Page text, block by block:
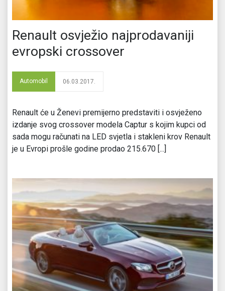
Renault osvježio najprodavaniji
evropski crossover
Automobil 06.03.2017.
Renault će u Ženevi premijerno predstaviti i osvježeno
izdanje svog crossover modela Captur s kojim kupci od
sada mogu računati na LED svjetla i stakleni krov Renault
je u Evropi prošle godine prodao 215.670 [...]